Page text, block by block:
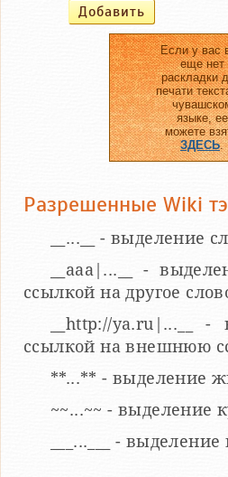
Если у вас
еще нет
раскладки
печати
языке, ее
можете
ЗДЕСЬ.
Разрешенные Wiki
__...__ - выделение
__aaa|...__ -
ссылкой на другое
__http://ya.ru|...__
ссылкой на внешнюю
**...** - выделение
~~...~~ - выделение
___...___ -